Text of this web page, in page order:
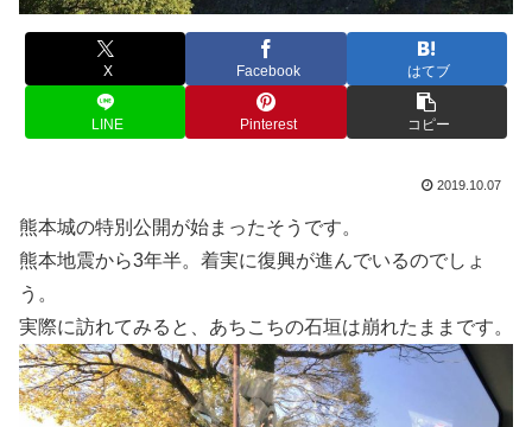
X Facebook はてブ
LINE Pinterest コピー
2019.10.07
熊本城の特別公開が始まったそうです。
熊本地震から3年半。着実に復興が進んでいるのでしょ
う。
実際に訪れてみると、あちこちの石垣は崩れたままです。